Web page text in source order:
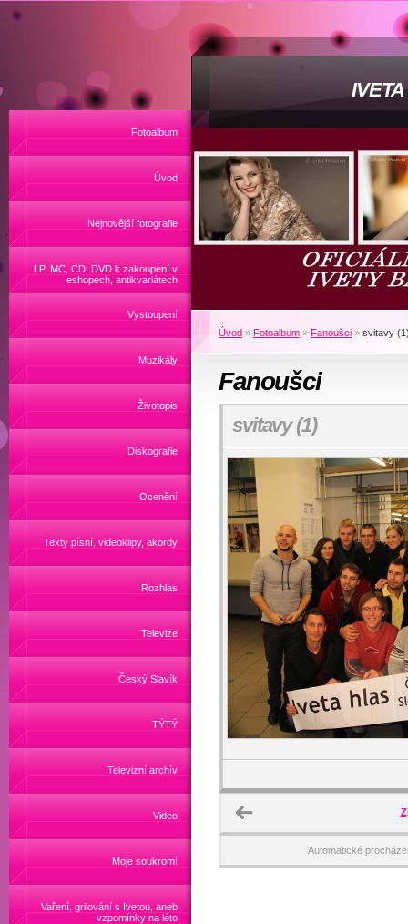
Fotoalbum
Úvod
Nejnovější fotografie
LP, MC, CD, DVD k zakoupení v
eshopech, antikvariátech
Vystoupení
Muzikály
Životopis
Diskografie
Ocenění
Texty písní, videoklipy, akordy
Rozhlas
Televize
Český Slavík
TÝTÝ
Televizní archív
Video
Moje soukromí
Vaření, grilování s Ivetou, aneb
vzpomínky na léto
Úvod » Fotoalbum » Fanoušci » svitavy
Fanoušci
svitavy (1)
Automatické